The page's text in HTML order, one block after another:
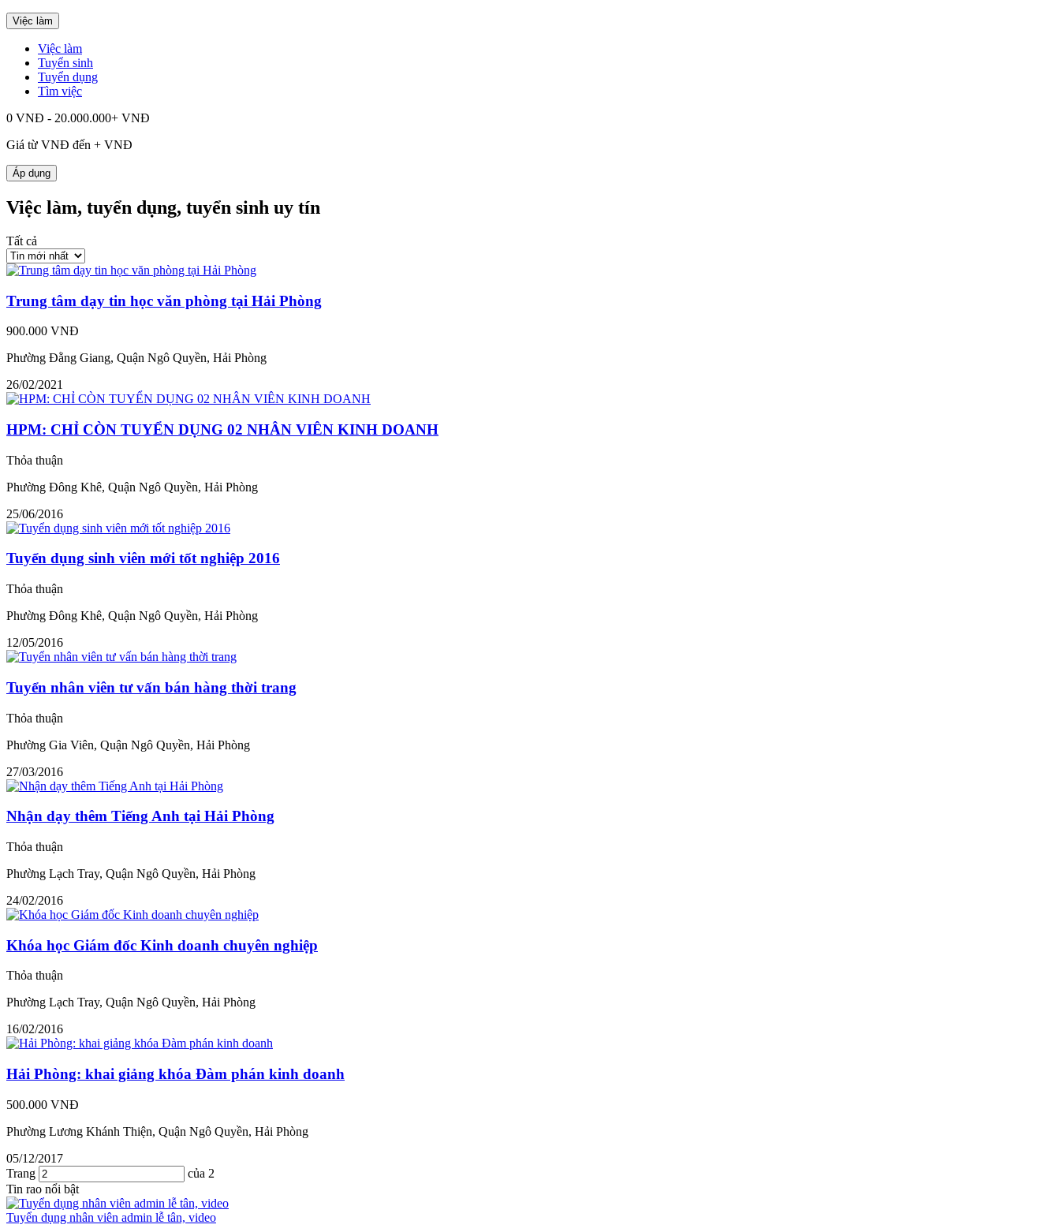
Việc làm
Việc làm
Tuyển sinh
Tuyển dụng
Tìm việc
0 VNĐ - 20.000.000+ VNĐ
Giá từ VNĐ đến + VNĐ
Áp dụng
Việc làm, tuyển dụng, tuyển sinh uy tín
Tất cả
Trung tâm dạy tin học văn phòng tại Hải Phòng
900.000 VNĐ
Phường Đằng Giang, Quận Ngô Quyền, Hải Phòng
26/02/2021
HPM: CHỈ CÒN TUYỂN DỤNG 02 NHÂN VIÊN KINH DOANH
Thỏa thuận
Phường Đông Khê, Quận Ngô Quyền, Hải Phòng
25/06/2016
Tuyển dụng sinh viên mới tốt nghiệp 2016
Thỏa thuận
Phường Đông Khê, Quận Ngô Quyền, Hải Phòng
12/05/2016
Tuyển nhân viên tư vấn bán hàng thời trang
Thỏa thuận
Phường Gia Viên, Quận Ngô Quyền, Hải Phòng
27/03/2016
Nhận dạy thêm Tiếng Anh tại Hải Phòng
Thỏa thuận
Phường Lạch Tray, Quận Ngô Quyền, Hải Phòng
24/02/2016
Khóa học Giám đốc Kinh doanh chuyên nghiệp
Thỏa thuận
Phường Lạch Tray, Quận Ngô Quyền, Hải Phòng
16/02/2016
Hải Phòng: khai giảng khóa Đàm phán kinh doanh
500.000 VNĐ
Phường Lương Khánh Thiện, Quận Ngô Quyền, Hải Phòng
05/12/2017
Trang
của 2
Tin rao nổi bật
Tuyển dụng nhân viên admin lễ tân, video